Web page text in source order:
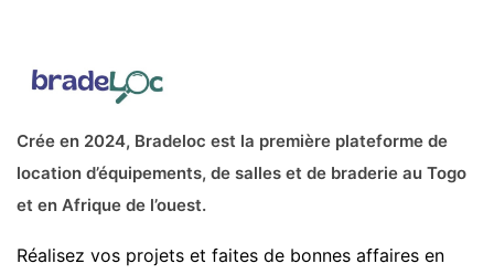
Crée en 2024, Bradeloc est la première plateforme de
location d’équipements, de salles et de braderie au Togo
et en Afrique de l’ouest.
Réalisez vos projets et faites de bonnes affaires en